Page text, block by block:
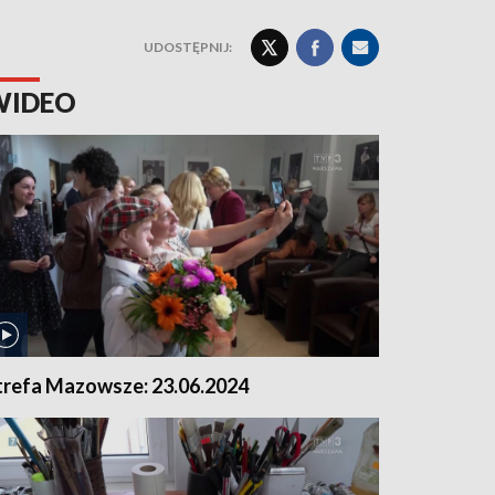
UDOSTĘPNIJ:
Mazowsze: 23.06.2024